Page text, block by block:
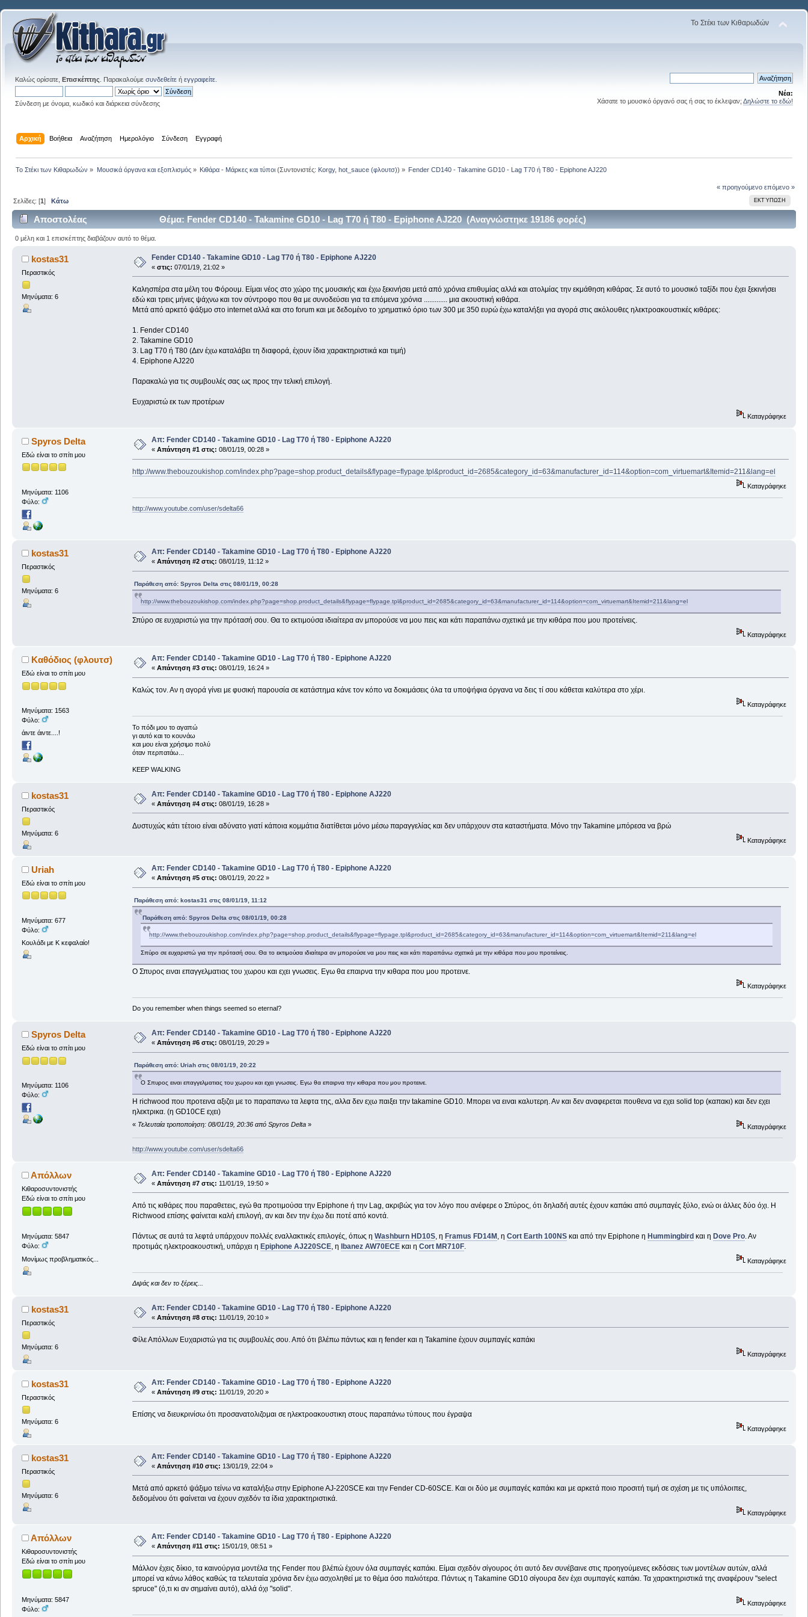
Το Στέκι των Κιθαρωδών
Καλώς ορίσατε, Επισκέπτης . Παρακαλούμε συνδεθείτε ή εγγραφείτε
Σύνδεση με όνομα, κωδικό και διάρκεια σύνδεσης
Νέα:
Χάσατε το μουσικό όργανό σας ή σας το έκλεψαν; Δηλώστε το εδώ!
Αρχική Βοήθεια Αναζήτηση Ημερολόγιο Σύνδεση Εγγραφή
Το Στέκι των Κιθαρωδών » Μουσικά όργανα και εξοπλισμός» Κιθάρα - Μάρκες και τύποι(Συντονιστές: Korgy, hot_sauce (φλουτσ)) » Fender CD140 - Takamine GD10 - Lag T70 ή Τ80 - Epiphone AJ220
« προηγούμενο επόμενο »
ΕΚΤΎΠΩΣΗ
Σελίδες: [1]Κάτω
Αποστολέας Θέμα: Fender CD140 - Takamine GD10 - Lag T70 ή Τ80 - Epiphone AJ220 (Αναγνώστηκε 19186 φορές)
0 μέλη και 1 επισκέπτης διαβάζουν αυτό το θέμα.
kostas31
Περαστικός
Μηνύματα: 6
Fender CD140 - Takamine GD10 - Lag T70 ή Τ80 - Epiphone AJ220
« στις: 07/01/19, 21:02 »
Καλησπέρα στα μέλη του Φόρουμ. Είμαι νέος στο χώρο της μουσικής και έχω ξεκινήσει μετά από χρόνια επιθυμίας αλλά και ατολμίας την εκμάθηση κιθάρας. Σε αυτό το μουσικό ταξίδι που έχει ξεκινήσει
εδώ και τρεις μήνες ψάχνω και τον σύντροφο που θα με συνοδεύσει για τα επόμενα χρόνια ............. μια ακουστική κιθάρα.
Μετά από αρκετό ψάξιμο στο internet αλλά και στο forum και με δεδομένο το χρηματικό όριο των 300 με 350 ευρώ έχω καταλήξει για αγορά στις ακόλουθες ηλεκτροακουστικές κιθάρες:
1. Fender CD140
2. Takamine GD10
3. Lag T70 ή Τ80 (Δεν έχω καταλάβει τη διαφορά, έχουν ίδια χαρακτηριστικά και τιμή)
4. Epiphone AJ220
Παρακαλώ για τις συμβουλές σας ως προς την τελική επιλογή.
Ευχαριστώ εκ των προτέρων
Καταγράφηκε
Spyros Delta
Εδώ είναι το σπίτι μου
Μηνύματα: 1106
Φύλο:
Απ: Fender CD140 - Takamine GD10 - Lag T70 ή Τ80 - Epiphone AJ220
« Απάντηση #1 στις: 08/01/19, 00:28 »
http://www.thebouzoukishop.com/index.php?page=shop.product_details&flypage=flypage.tpl&product_id=2685&category_id=63&manufacturer_id=114&option=com_virtuemart&Itemid=211&lang=el
Καταγράφηκε
http://www.youtube.com/user/sdelta66
kostas31
Περαστικός
Μηνύματα: 6
Απ: Fender CD140 - Takamine GD10 - Lag T70 ή Τ80 - Epiphone AJ220
« Απάντηση #2 στις: 08/01/19, 11:12 »
Παράθεση από: Spyros Delta στις 08/01/19, 00:28
http://www.thebouzoukishop.com/index.php?page=shop.product_details&flypage=flypage.tpl&product_id=2685&category_id=63&manufacturer_id=114&option=com_virtuemart&Itemid=211&lang=el
Σπύρο σε ευχαριστώ για την πρότασή σου. Θα το εκτιμούσα ιδιαίτερα αν μπορούσε να μου πεις και κάτι παραπάνω σχετικά με την κιθάρα που μου προτείνεις.
Καταγράφηκε
Καθόδιος (φλουτσ)
Εδώ είναι το σπίτι μου
Μηνύματα: 1563
Φύλο:
άιντε άιντε....!
Απ: Fender CD140 - Takamine GD10 - Lag T70 ή Τ80 - Epiphone AJ220
« Απάντηση #3 στις: 08/01/19, 16:24 »
Καλώς τον. Αν η αγορά γίνει με φυσική παρουσία σε κατάστημα κάνε τον κόπο να δοκιμάσεις όλα τα υποψήφια όργανα να δεις τί σου κάθεται καλύτερα στο χέρι.
Καταγράφηκε
To πόδι μου το αγαπώ
γι αυτό και το κουνάω
και μου είναι χρήσιμο πολύ
όταν περπατάω...
KEEP WALKING
kostas31
Περαστικός
Μηνύματα: 6
Απ: Fender CD140 - Takamine GD10 - Lag T70 ή Τ80 - Epiphone AJ220
« Απάντηση #4 στις: 08/01/19, 16:28 »
Δυστυχώς κάτι τέτοιο είναι αδύνατο γιατί κάποια κομμάτια διατίθεται μόνο μέσω παραγγελίας και δεν υπάρχουν στα καταστήματα. Μόνο την Takamine μπόρεσα να βρώ
Καταγράφηκε
Uriah
Εδώ είναι το σπίτι μου
Μηνύματα: 677
Φύλο:
Κουλάδι με Κ κεφαλαίο!
Απ: Fender CD140 - Takamine GD10 - Lag T70 ή Τ80 - Epiphone AJ220
« Απάντηση #5 στις: 08/01/19, 20:22 »
Παράθεση από: kostas31 στις 08/01/19, 11:12
Παράθεση από: Spyros Delta στις 08/01/19, 00:28
http://www.thebouzoukishop.com/index.php?page=shop.product_details&flypage=flypage.tpl&product_id=2685&category_id=63&manufacturer_id=114&option=com_virtuemart&Itemid=211&lang=el
Σπύρο σε ευχαριστώ για την πρότασή σου. Θα το εκτιμούσα ιδιαίτερα αν μπορούσε να μου πεις και κάτι παραπάνω σχετικά με την κιθάρα που μου προτείνεις.
Ο Σπυρος ειναι επαγγελματιας του χωρου και εχει γνωσεις. Εγω θα επαιρνα την κιθαρα που μου προτεινε.
Καταγράφηκε
Do you remember when things seemed so eternal?
Spyros Delta
Εδώ είναι το σπίτι μου
Μηνύματα: 1106
Φύλο:
Απ: Fender CD140 - Takamine GD10 - Lag T70 ή Τ80 - Epiphone AJ220
« Απάντηση #6 στις: 08/01/19, 20:29 »
Παράθεση από: Uriah στις 08/01/19, 20:22
Ο Σπυρος ειναι επαγγελματιας του χωρου και εχει γνωσεις. Εγω θα επαιρνα την κιθαρα που μου προτεινε.
Η richwood που προτεινα αξιζει με το παραπανω τα λεφτα της, αλλα δεν εχω παιξει την takamine GD10. Μπορει να ειναι καλυτερη. Αν και δεν αναφερεται πουθενα να εχει solid top (καπακι) και δεν εχει
ηλεκτρικα. (η GD10CE εχει)
« Τελευταία τροποποίηση: 08/01/19, 20:36 από Spyros Delta» Καταγράφηκε
http://www.youtube.com/user/sdelta66
Απόλλων
Κιθαροσυντονιστής
Εδώ είναι το σπίτι μου
Μηνύματα: 5847
Φύλο:
Μονίμως προβληματικός...
Απ: Fender CD140 - Takamine GD10 - Lag T70 ή Τ80 - Epiphone AJ220
« Απάντηση #7 στις: 11/01/19, 19:50 »
Από τις κιθάρες που παραθετεις, εγώ θα προτιμούσα την Epiphone ή την Lag, ακριβώς για τον λόγο που ανέφερε ο Σπύρος, ότι δηλαδή αυτές έχουν καπάκι από συμπαγές ξύλο, ενώ οι άλλες δύο όχι. Η
Richwood επίσης φαίνεται καλή επιλογή, αν και δεν την έχω δει ποτέ από κοντά.
Πάντως σε αυτά τα λεφτά υπάρχουν πολλές εναλλακτικές επιλογές, όπως η Washburn HD10S, η Framus FD14M, η Cort Earth 100NSκαι από την Epiphone η Hummingbirdκαι η Dove Pro. Aν
προτιμάς ηλεκτροακουστική, υπάρχει η Epiphone AJ220SCE, η Ibanez AW70ECEκαι η Cort ΜR710F.
Καταγράφηκε
Διψάς και δεν το ξέρεις...
kostas31
Περαστικός
Μηνύματα: 6
Απ: Fender CD140 - Takamine GD10 - Lag T70 ή Τ80 - Epiphone AJ220
« Απάντηση #8 στις: 11/01/19, 20:10 »
Φίλε Απόλλων Ευχαριστώ για τις συμβουλές σου. Από ότι βλέπω πάντως και η fender και η Takamine έχουν συμπαγές καπάκι
Καταγράφηκε
kostas31
Περαστικός
Μηνύματα: 6
Απ: Fender CD140 - Takamine GD10 - Lag T70 ή Τ80 - Epiphone AJ220
« Απάντηση #9 στις: 11/01/19, 20:20 »
Επίσης να διευκρινίσω ότι προσανατολιζομαι σε ηλεκτροακουστικη στους παραπάνω τύπους που έγραψα
Καταγράφηκε
kostas31
Περαστικός
Μηνύματα: 6
Απ: Fender CD140 - Takamine GD10 - Lag T70 ή Τ80 - Epiphone AJ220
« Απάντηση #10 στις: 13/01/19, 22:04 »
Μετά από αρκετό ψάξιμο τείνω να καταλήξω στην Epiphone AJ-220SCE και την Fender CD-60SCE. Και οι δύο με συμπαγές καπάκι και με αρκετά ποιο προσιτή τιμή σε σχέση με τις υπόλοιπες,
δεδομένου ότι φαίνεται να έχουν σχεδόν τα ίδια χαρακτηριστικά.
Καταγράφηκε
Απόλλων
Κιθαροσυντονιστής
Εδώ είναι το σπίτι μου
Μηνύματα: 5847
Φύλο:
Απ: Fender CD140 - Takamine GD10 - Lag T70 ή Τ80 - Epiphone AJ220
« Απάντηση #11 στις: 15/01/19, 08:51 »
Mάλλον έχεις δίκιο, τα καινούργια μοντέλα της Fender που βλέπώ έχουν όλα συμπαγές καπάκι. Είμαι σχεδόν σίγουρος ότι αυτό δεν συνέβαινε στις προηγούμενες εκδόσεις των μοντέλων αυτών, αλλά
μπορεί να κάνω λάθος καθώς τα τελευταία χρόνια δεν έχω ασχοληθεί με το θέμα όσο παλιότερα. Πάντως η Τakamine GD10 σίγουρα δεν έχει συμπαγές καπάκι. Τα χαρακτηριστικά της αναφέρουν "select
spruce" (ό,τι κι αν σημαίνει αυτό), αλλά όχι "solid".
Καταγράφηκε